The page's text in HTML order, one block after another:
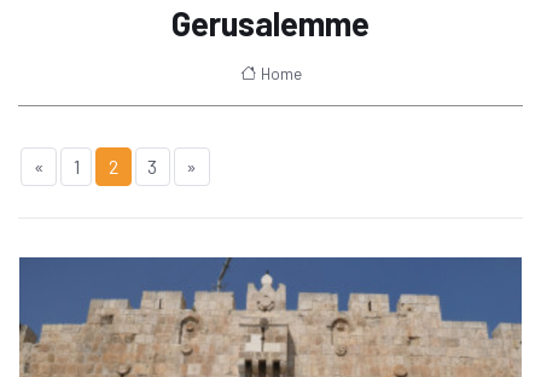
Gerusalemme
Home
« 1 2 3 »